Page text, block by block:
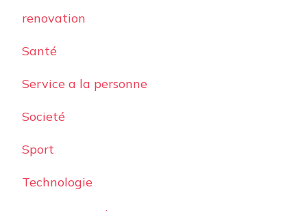
renovation
Santé
Service a la personne
Societé
Sport
Technologie